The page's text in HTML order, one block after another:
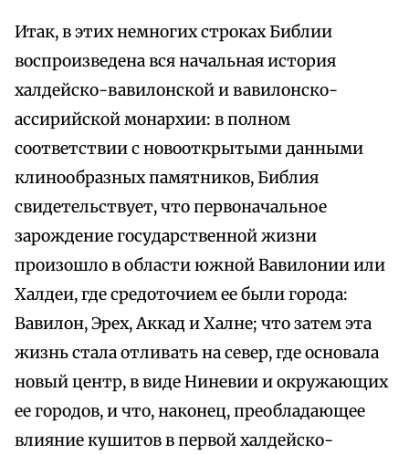
Итак, в этих немногих строках Библии
воспроизведена вся начальная история
халдейско-вавилонской и вавилонско-
ассирийской монархии: в полном
соответствии с новооткрытыми данными
клинообразных памятников, Библия
свидетельствует, что первоначальное
зарождение государственной жизни
произошло в области южной Вавилонии или
Халдеи, где средоточием ее были города:
Вавилон, Эрех, Аккад и Халне; что затем эта
жизнь стала отливать на север, где основала
новый центр, в виде Ниневии и окружающих
ее городов, и что, наконец, преобладающее
влияние кушитов в первой халдейско-